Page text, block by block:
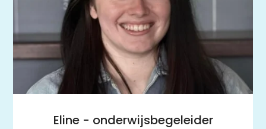
Eline - onderwijsbegeleider